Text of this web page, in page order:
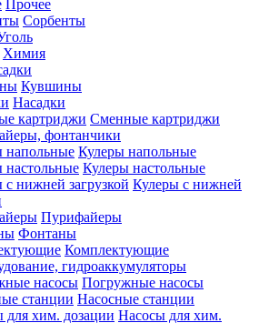
Прочее
Сорбенты
Химия
Кувшины
Насадки
Сменные картриджи
фонтанчики
Кулеры напольные
Кулеры настольные
Кулеры с нижней
Пурифайеры
Фонтаны
Комплектующие
гидроаккумуляторы
Погружные насосы
Насосные станции
Насосы для хим.